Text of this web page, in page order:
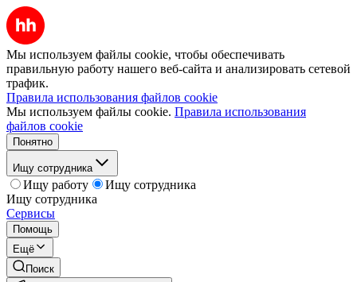
Мы используем файлы cookie, чтобы обеспечивать
правильную работу нашего веб-сайта и анализировать сетевой
трафик.
Правила использования файлов cookie
Мы используем файлы cookie. Правила использования
файлов cookie
Понятно
Ищу сотрудника
Ищу работу
Ищу сотрудника
Ищу сотрудника
Сервисы
Помощь
Ещё
Поиск